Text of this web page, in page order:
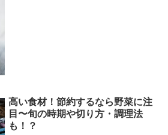
高い食材！節約するなら野菜に注
目〜旬の時期や切り方・調理法
も！？